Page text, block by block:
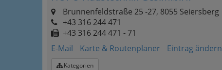
Brunnenfeldstraße 25 -27, 8055 Seiersberg
+43 316 244 471
+43 316 244 471 - 71
E-Mail
Karte & Routenplaner Eintrag ändern
Kategorien